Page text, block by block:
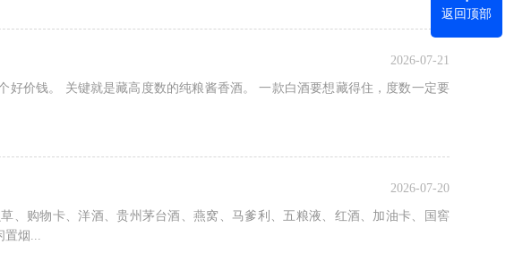
2026-07-21
价钱。 关键就是藏高度数的纯粮酱香酒。 一款白酒要想藏得住，度数一定要
2026-07-20
、购物卡、洋酒、贵州茅台酒、燕窝、马爹利、五粮液、红酒、加油卡、国窖
置烟...
返回顶部